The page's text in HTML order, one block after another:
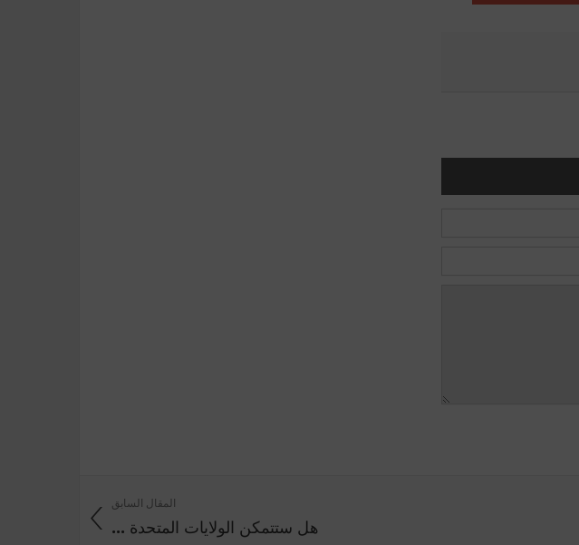
المقال السابق
هل ستتمكن الولايات المتحدة ...